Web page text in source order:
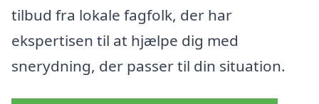
tilbud fra lokale fagfolk, der har
ekspertisen til at hjælpe dig med
snerydning, der passer til din situation.